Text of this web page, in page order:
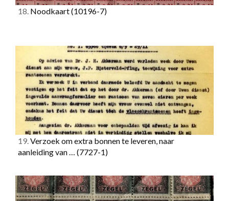
18. Noodkaart(10196-7)
19.Verzoek om extra bonnen te leveren, naar
aanleiding van … (7727-1)